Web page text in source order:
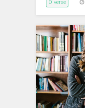
Diverse